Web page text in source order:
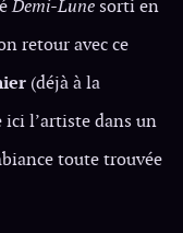
Demi-Lune sorti en
retour avec ce
(déjà à la
l’artiste dans un
toute trouvée